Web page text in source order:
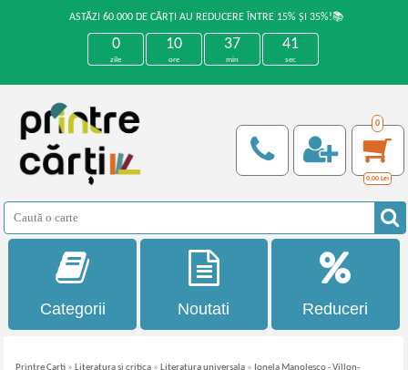
ASTĂZI 60.000 DE CĂRȚI AU REDUCERE ÎNTRE 15% ȘI 35%!📚
0
zile
10
ore
37
min
40
sec
0
0,00 Lei
Categorii Noutati Reduceri
Printre Carti » Literatura si critica » Literatura universala » Ionela Manolesco - Villon-